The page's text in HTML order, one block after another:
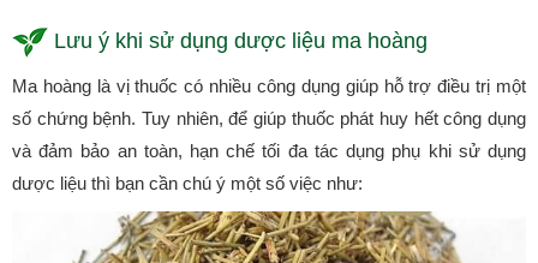
Lưu ý khi sử dụng dược liệu ma hoàng
Ma hoàng là vị thuốc có nhiều công dụng giúp hỗ trợ điều trị một
số chứng bệnh. Tuy nhiên, để giúp thuốc phát huy hết công dụng
và đảm bảo an toàn, hạn chế tối đa tác dụng phụ khi sử dụng
dược liệu thì bạn cần chú ý một số việc như: